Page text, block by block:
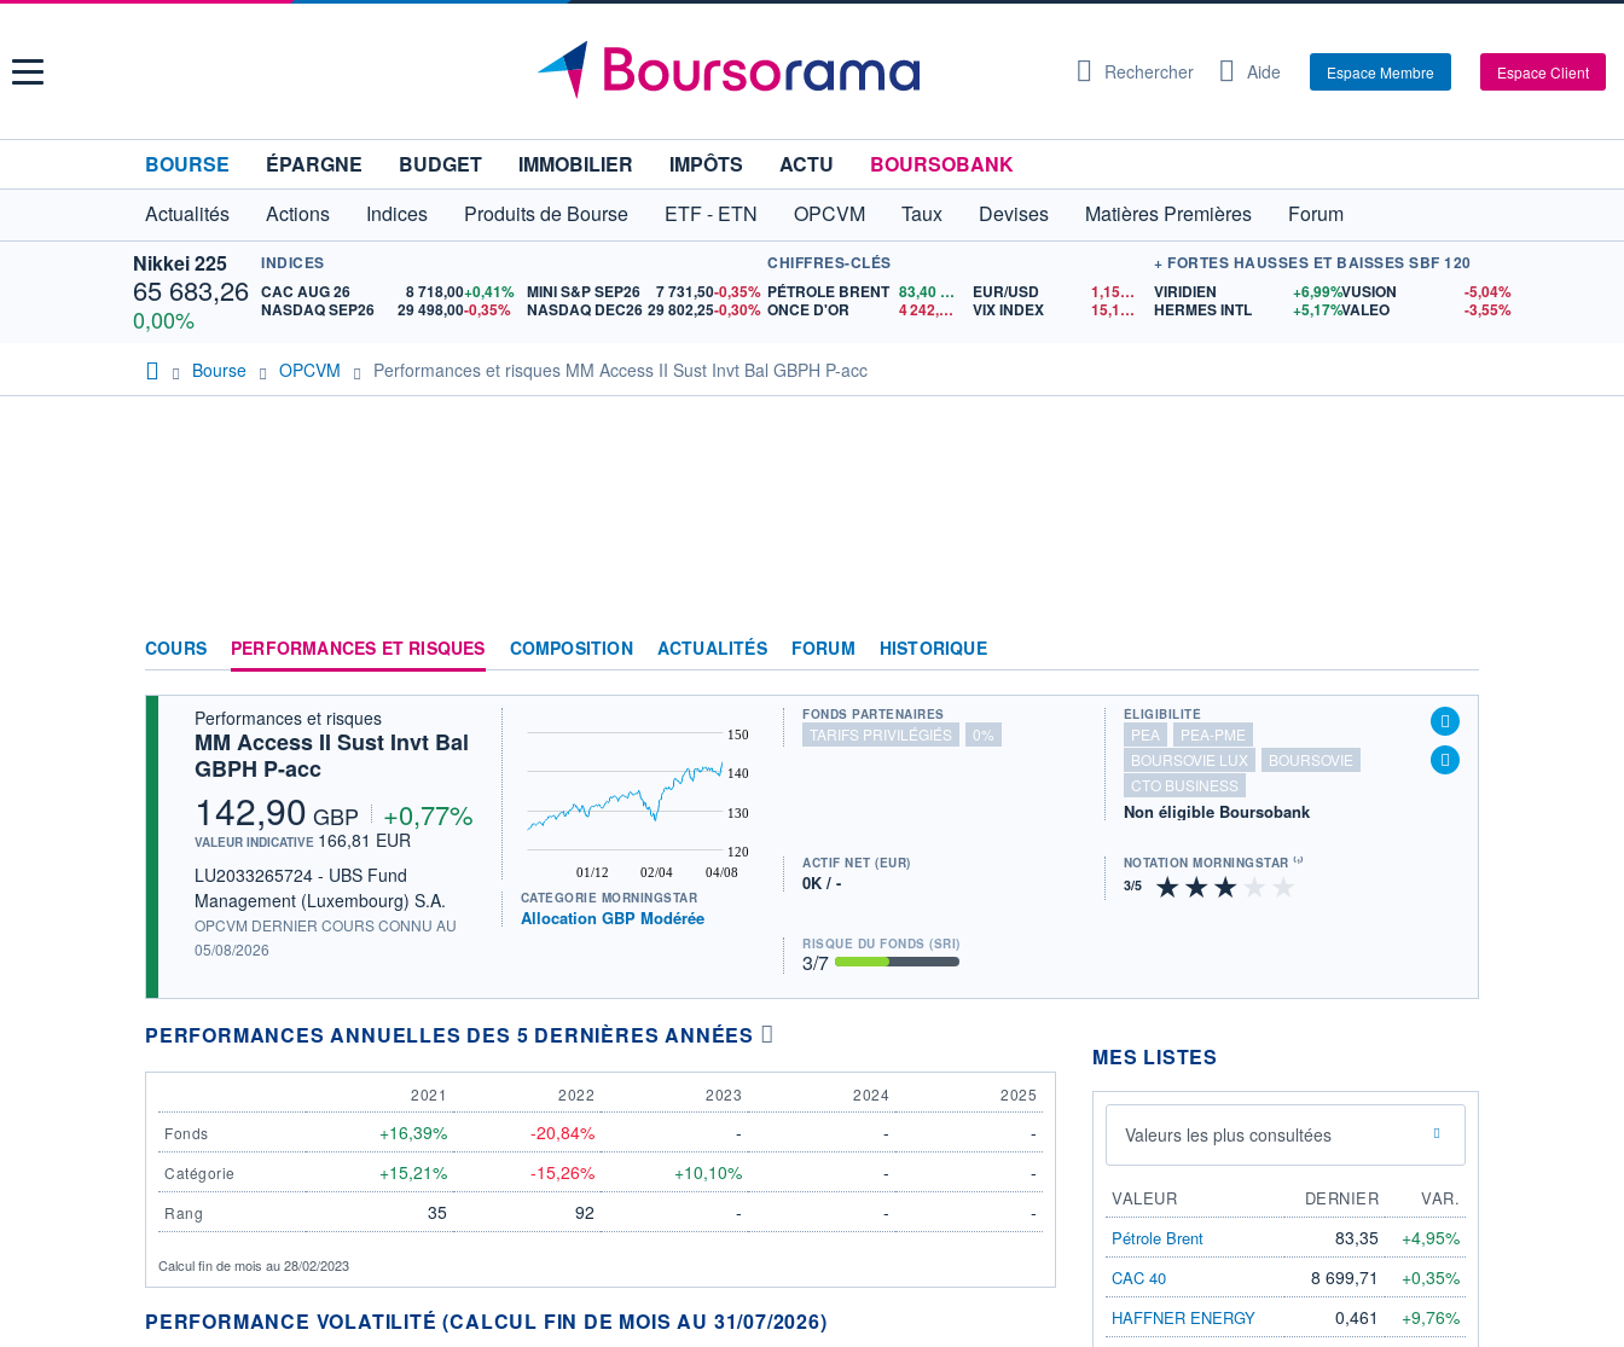
Menu Rechercher Aide Espace Membre Espace Client
BOURSE ÉPARGNE BUDGET IMMOBILIER IMPÔTS ACTU
BOURSOBANK
Actualités
Actions Indices Produits de Bourse ETF - ETN OPCVM Taux Devises Matières Premières
Forum
Nikkei 225
65 683,26
0,00%
INDICES
CAC AUG 26
8 718,00+0,41%
NASDAQ SEP26
29 498,00-0,35%
MINI S&P SEP26 7 731,50-0,35%
NASDAQ DEC26 29 802,25-0,30%
CHIFFRES-CLÉS
PÉTROLE BRENT 83,40$US
ONCE D'OR
4 242,32 $US
EUR/USD 1,1522
$US
VIX INDEX
15,15$US
+ FORTES HAUSSES ET BAISSES SBF 120
VIRIDIEN
+6,99%
HERMES INTL
+5,17%
VUSION
-5,04%
VALEO
-3,55%
Bourse OPCVM Performances et risques MM Access II Sust Invt Bal GBPH P-acc
COURS PERFORMANCES ET RISQUES COMPOSITION ACTUALITÉS FORUM HISTORIQUE
Performances et risques
MM Access II Sust Invt Bal
GBPH P-acc
142,90 GBP +0,77%
VALEUR INDICATIVE 166,81 EUR
LU2033265724 - UBS Fund
Management (Luxembourg) S.A.
OPCVM DERNIER COURS CONNU AU
05/08/2026
01/12 02/04 04/08
120
130
140
150
CATÉGORIE MORNINGSTAR
Allocation GBP Modérée
FONDS PARTENAIRES
TARIFS PRIVILÉGIÉS 0%
ÉLIGIBILITÉ
PEA
PEA-PME
BOURSOVIE LUX
BOURSOVIE
CTO BUSINESS
Non éligible Boursobank
ACTIF NET (EUR)
0K / -
NOTATION MORNINGSTAR ⁽¹⁾
RISQUE DU FONDS (SRI)
3/7
PERFORMANCES ANNUELLES DES 5 DERNIÈRES ANNÉES
2021 2022 2023 2024
2025
Fonds
+16,39% -20,84% - - -
Catégorie +15,21% -15,26% +10,10% - -
Rang 35 92 - - -
Calcul fin de mois au 28/02/2023
PERFORMANCE VOLATILITÉ (CALCUL FIN DE MOIS AU 31/07/2026)
MES LISTES
Valeurs les plus consultées
VALEUR DERNIER
VAR.
Pétrole Brent
83,35 +4,95%
CAC 40 8 699,71 +0,35%
HAFFNER ENERGY 0,461 +9,76%